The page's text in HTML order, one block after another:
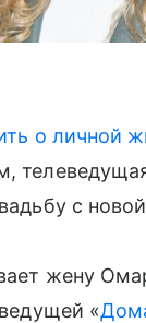
о личной
с
жену
«